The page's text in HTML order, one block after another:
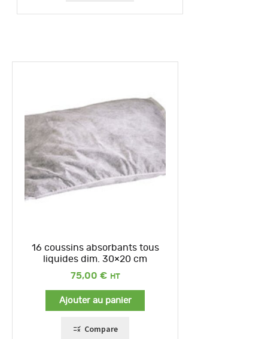
16 coussins absorbants tous
liquides dim. 30×20 cm
75,00 €
Ajouter au panier
Compare